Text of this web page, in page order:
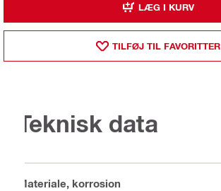
LÆG I KURV
TILFØJ TIL FAVORITTER
Teknisk data
Materiale, korrosion